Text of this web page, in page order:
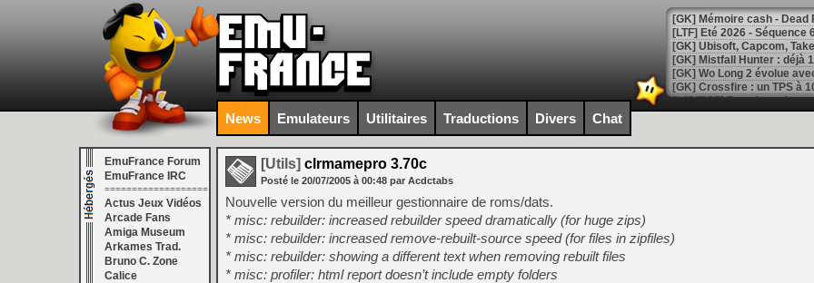
[LTF] Eté 2026 - Séquence
[GK] Mistfall Hunter : déjà
[GK] Wo Long 2 évolue
[GK] Crossfire : un TPS à
[LS] [PS5] Premiers
[Mo5] DOOM arrive en
[GK] Bethesda fête les 30
[GK] Roblox : l'action en
[GK] Agenda - GeForce
News Emulateurs Utilitaires Traductions Divers Chat
EmuFrance Forum
EmuFrance IRC
===================
Actus Jeux Vidéos
Arcade Fans
Amiga Museum
Arkames Trad.
Bruno C. Zone
Calice
[Utils] clrmamepro 3.70c
Posté le 20/07/2005 à 00:48 par Acdctabs
Nouvelle version du meilleur gestionnaire de roms/dats.
* misc: rebuilder: increased rebuilder speed dramatically (for huge zips)
* misc: rebuilder: increased remove-rebuilt-source speed (for files in zipfiles)
* misc: rebuilder: showing a different text when removing rebuilt files
* misc: profiler: html report doesn’t include empty folders